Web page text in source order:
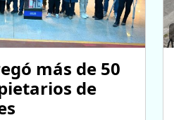
más de 50
de